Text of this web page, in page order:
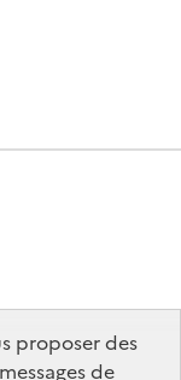
proposer des
de